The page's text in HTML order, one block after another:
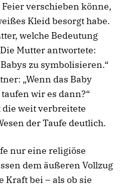
verschieben könne,
Kleid besorgt habe.
welche Bedeutung
Mutter antwortete:
zu symbolisieren.“
„Wenn das Baby
wir es dann?“
die weit verbreitete
der Taufe deutlich.
nur eine religiöse
dem äußeren Vollzug
Kraft bei – als ob sie